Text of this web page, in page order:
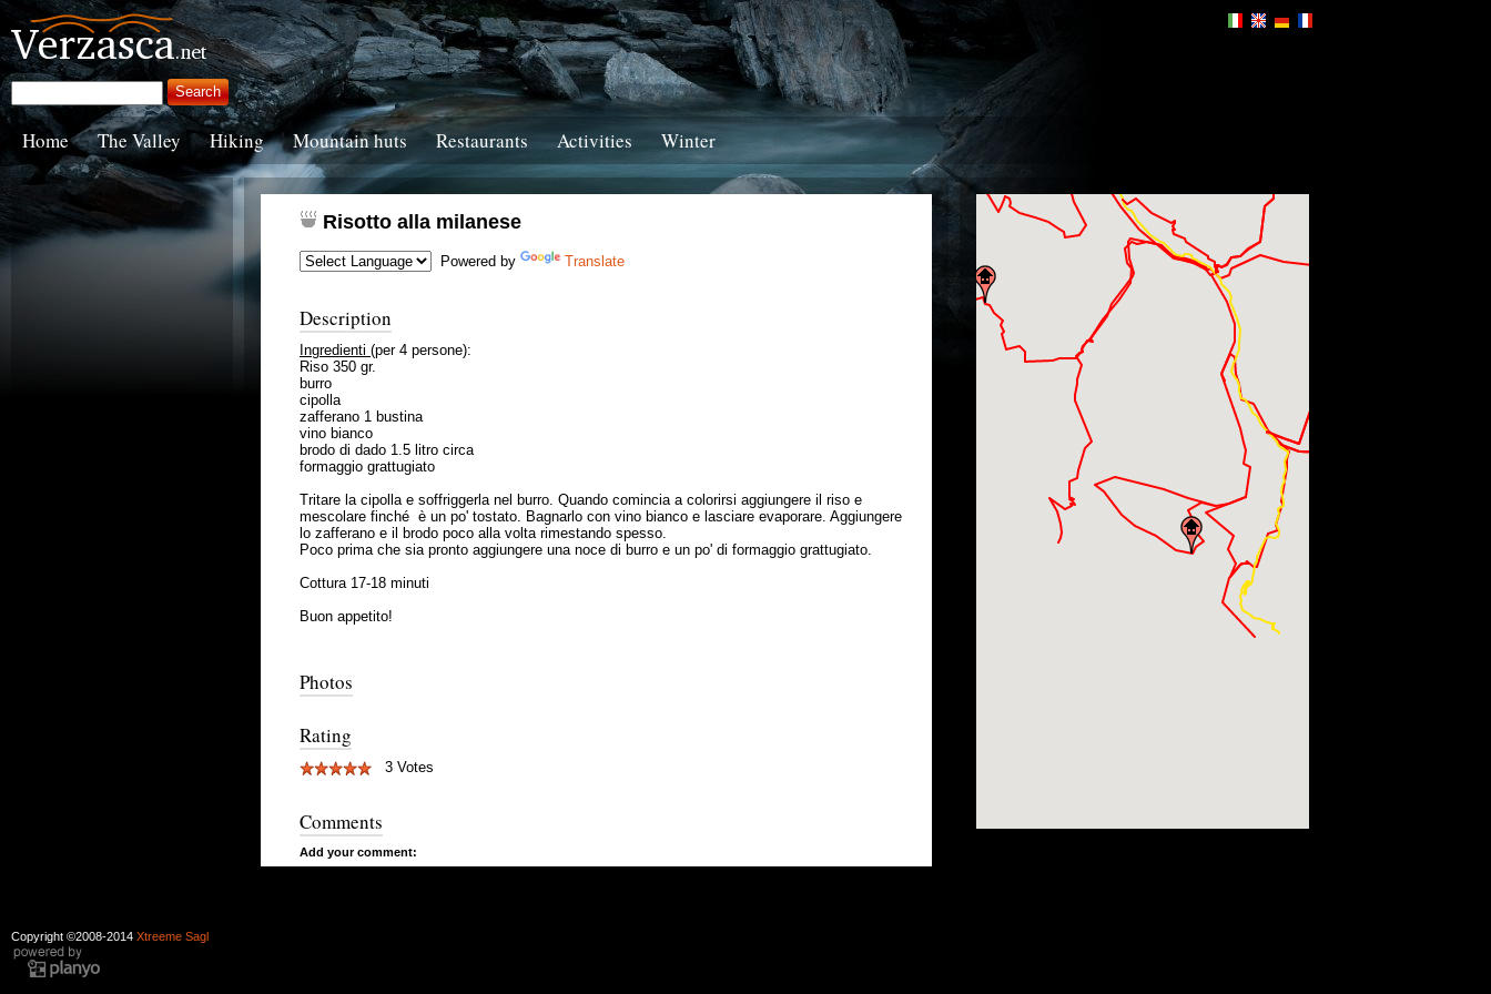
Home The Valley Hiking Mountain huts Restaurants Activities Winter
Risotto alla milanese
Powered by Translate
Description
Ingredienti (per 4 persone):
Riso 350 gr.
burro
cipolla
zafferano 1 bustina
vino bianco
brodo di dado 1.5 litro circa
formaggio grattugiato
Tritare la cipolla e soffriggerla nel burro. Quando comincia a colorirsi aggiungere il riso e
mescolare finché è un po' tostato. Bagnarlo con vino bianco e lasciare evaporare. Aggiungere
lo zafferano e il brodo poco alla volta rimestando spesso.
Poco prima che sia pronto aggiungere una noce di burro e un po' di formaggio grattugiato.
Cottura 17-18 minuti
Buon appetito!
Photos
Rating
3 Votes
Comments
Add your comment:
Copyright ©2008-2014 Xtreeme Sagl